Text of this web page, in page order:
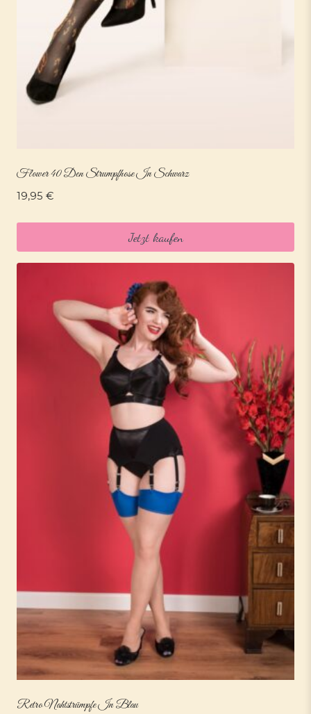
Flower 40 Den Strumpfhose In Schwarz
19,95 €
Jetzt kaufen
Retro Nahtstrümpfe In Blau